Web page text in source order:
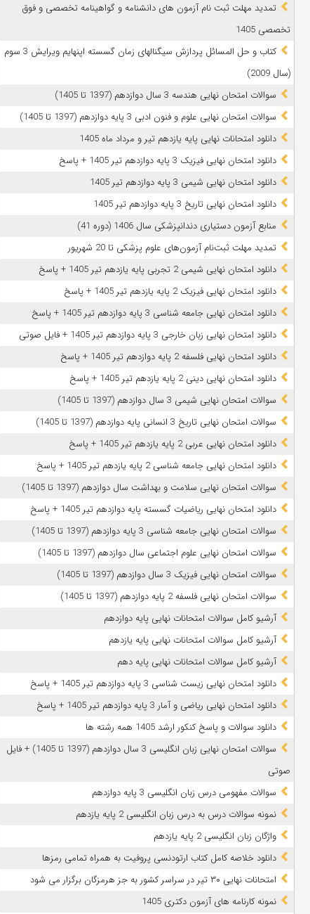
تمدید مهلت ثبت نام آزمون های دانشنامه و گواهینامه تخصصی و فوق
تخصصی 1405
کتاب و حل المسائل پردازش سیگنالهای زمان گسسته اپنهایم ویرایش 3 سوم
(سال 2009)
سوالات امتحان نهایی هندسه 3 سال دوازدهم (1397 تا 1405)
سوالات امتحان نهایی علوم و فنون ادبی 3 پایه دوازدهم (1397 تا 1405)
دانلود امتحانات نهایی پایه یازدهم تیر و مرداد ماه 1405
دانلود امتحان نهایی فیزیک 3 پایه دوازدهم تیر 1405 + پاسخ
دانلود امتحان نهایی شیمی 3 پایه دوازدهم تیر 1405
دانلود امتحان نهایی تاریخ 3 پایه دوازدهم تیر 1405
منابع آزمون دستیاری دندانپزشکی سال 1406 (دوره 41)
تمدید مهلت ثبت‌نام آزمون‌های علوم پزشکی تا 20 شهریور
دانلود امتحان نهایی شیمی 2 تجربی پایه یازدهم تیر 1405 + پاسخ
دانلود امتحان نهایی فیزیک 2 پایه یازدهم تیر 1405 + پاسخ
دانلود امتحان نهایی جامعه شناسی 3 پایه دوازدهم تیر 1405 + پاسخ
دانلود امتحان نهایی زبان خارجی 3 پایه دوازدهم تیر 1405 + فایل صوتی
دانلود امتحان نهایی فلسفه 2 پایه دوازدهم تیر 1405 + پاسخ
دانلود امتحان نهایی دینی 2 پایه یازدهم تیر 1405 + پاسخ
سوالات امتحان نهایی شیمی 3 سال دوازدهم (1397 تا 1405)
سوالات امتحان نهایی تاریخ 3 انسانی پایه دوازدهم (1397 تا 1405)
دانلود امتحان نهایی عربی 2 پایه یازدهم تیر 1405 + پاسخ
دانلود امتحان نهایی جامعه شناسی 2 پایه یازدهم تیر 1405 + پاسخ
سوالات امتحان نهایی سلامت و بهداشت سال دوازدهم (1397 تا 1405)
دانلود امتحان نهایی ریاضیات گسسته پایه دوازدهم تیر 1405 + پاسخ
سوالات امتحان نهایی جامعه شناسی 3 پایه دوازدهم (1397 تا 1405)
سوالات امتحان نهایی علوم اجتماعی سال دوازدهم (1397 تا 1405)
سوالات امتحان نهایی فیزیک 3 سال دوازدهم (1397 تا 1405)
سوالات امتحان نهایی فلسفه 2 پایه دوازدهم (1397 تا 1405)
آرشیو کامل سوالات امتحانات نهایی پایه دوازدهم
آرشیو کامل سوالات امتحانات نهایی پایه یازدهم
آرشیو کامل سوالات امتحانات نهایی پایه دهم
دانلود امتحان نهایی زیست شناسی 3 پایه دوازدهم تیر 1405 + پاسخ
دانلود امتحان نهایی ریاضی و آمار 3 پایه دوازدهم تیر 1405 + پاسخ
دانلود سوالات و پاسخ کنکور ارشد 1405 همه رشته ها
سوالات امتحان نهایی زبان انگلیسی 3 سال دوازدهم (1397 تا 1405) + فایل
صوتی
سوالات مفهومی درس زبان انگلیسی 3 پایه دوازدهم
نمونه سوالات درس به درس زبان انگلیسی 2 پایه یازدهم
واژگان زبان انگلیسی 2 پایه یازدهم
دانلود خلاصه کامل کتاب ارتودنسی پروفیت به همراه تمامی رمزها
امتحانات نهایی ۳۰ تیر در سراسر کشور به جز هرمزگان برگزار می شود
نمونه کارنامه های آزمون دکتری 1405